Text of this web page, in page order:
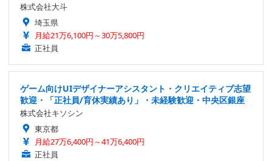
株式会社大斗
埼玉県
月給21万6,100円～30万5,800円
正社員
ゲーム向けUIデザイナーアシスタント・クリエイティブ志望
歓迎・「正社員/育休実績あり」・未経験歓迎・中央区銀座
株式会社キソシン
東京都
月給27万6,400円～41万6,400円
正社員